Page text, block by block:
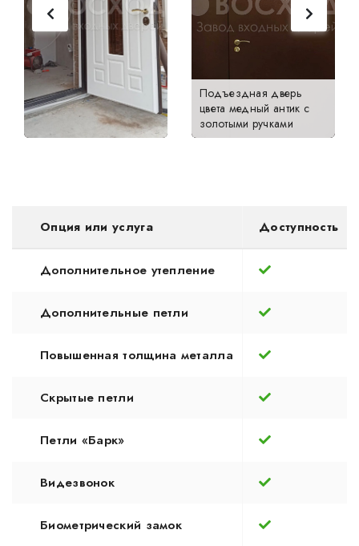
Подъездная дверь
цвета медный антик с
золотыми ручками
Опция или услуга Доступность
Дополнительное утепление
Дополнительные петли
Повышенная толщина металла
Скрытые петли
Петли «Барк»
Видезвонок
Биометрический замок